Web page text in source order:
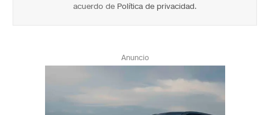
acuerdo de Política de privacidad.
Anuncio